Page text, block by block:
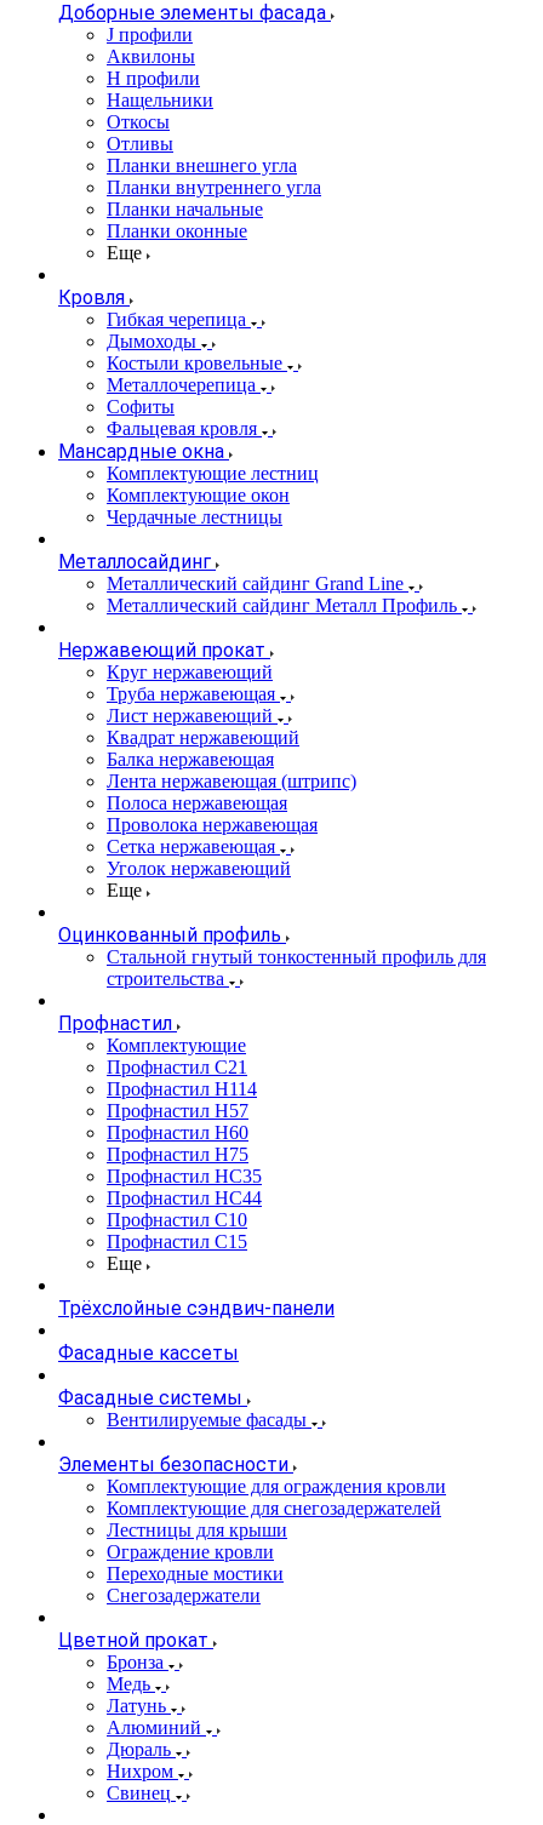
Доборные элементы фасада
J профили
Аквилоны
Н профили
Нащельники
Откосы
Отливы
Планки внешнего угла
Планки внутреннего угла
Планки начальные
Планки оконные
Еще
Кровля
Гибкая черепица
Дымоходы
Костыли кровельные
Металлочерепица
Софиты
Фальцевая кровля
Мансардные окна
Комплектующие лестниц
Комплектующие окон
Чердачные лестницы
Металлосайдинг
Металлический сайдинг Grand Line
Металлический сайдинг Металл Профиль
Нержавеющий прокат
Круг нержавеющий
Труба нержавеющая
Лист нержавеющий
Квадрат нержавеющий
Балка нержавеющая
Лента нержавеющая (штрипс)
Полоса нержавеющая
Проволока нержавеющая
Сетка нержавеющая
Уголок нержавеющий
Еще
Оцинкованный профиль
Стальной гнутый тонкостенный профиль для
строительства
Профнастил
Комплектующие
Профнастил C21
Профнастил Н114
Профнастил Н57
Профнастил Н60
Профнастил Н75
Профнастил НС35
Профнастил НС44
Профнастил С10
Профнастил С15
Еще
Трёхслойные сэндвич-панели
Фасадные кассеты
Фасадные системы
Вентилируемые фасады
Элементы безопасности
Комплектующие для ограждения кровли
Комплектующие для снегозадержателей
Лестницы для крыши
Ограждение кровли
Переходные мостики
Снегозадержатели
Цветной прокат
Бронза
Медь
Латунь
Алюминий
Дюраль
Нихром
Свинец